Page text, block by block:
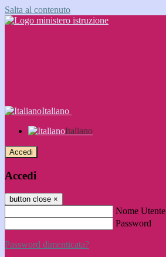
Salta al contenuto
Italiano
Italiano
Accedi
Accedi
button close ×
Nome Utente
Password
Password dimenticata?